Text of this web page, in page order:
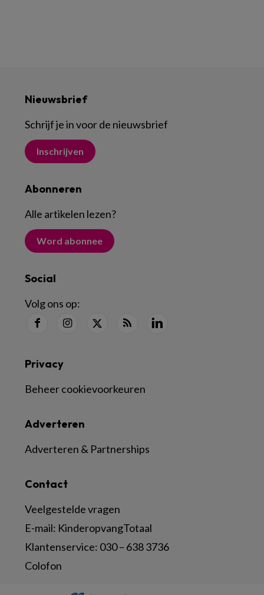
Nieuwsbrief
Schrijf je in voor de nieuwsbrief
Inschrijven
Abonneren
Alle artikelen lezen?
Word abonnee
Social
Volg ons op:
Contact
Veelgestelde vragen
E-mail: KinderopvangTotaal
Klantenservice: 030 – 638 3736
Colofon
Adverteren
Adverteren & Partnerships
Privacy
Beheer cookievoorkeuren